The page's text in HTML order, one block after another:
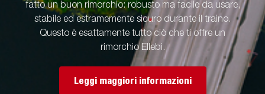
fatto un buon rimorchio: robusto ma facile da usare,
stabile ed estramemente sicuro durante il traino.
Questo è esattamente tutto ciò che ti offre un
rimorchio Ellebi.
Leggi maggiori informazioni